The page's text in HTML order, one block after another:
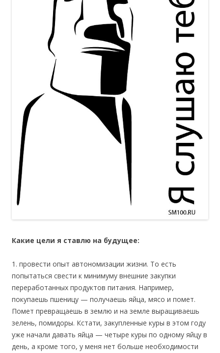
Какие цели я ставлю на будущее:
1. провести опыт автономизации жизни. То есть
попытаться свести к минимуму внешние закупки
переработанных продуктов питания. Например,
покупаешь пшеницу — получаешь яйца, мясо и помет.
Помет превращаешь в землю и на земле выращиваешь
зелень, помидоры. Кстати, закупленные куры в этом году
уже начали давать яйца — четыре куры по одному яйцу в
день, а кроме того, у меня нет больше необходимости